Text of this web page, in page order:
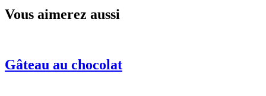
Vous aimerez aussi
Gâteau au chocolat